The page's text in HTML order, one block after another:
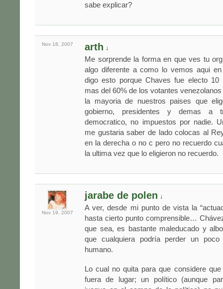
sabe explicar?
Nov 18, 2007 arth ↓
Me sorprende la forma en que ves tu
algo diferente a como lo vemos aqui
digo esto porque Chaves fue electo 10
mas del 60% de los votantes
la mayoria de nuestros paises que
gobierno, presidentes y demas a
democratico, no impuestos por nadie.
me gustaria saber de lado colocas al
en la derecha o no c pero no recuerdo
la ultima vez que lo eligieron no recuerdo.
Nov 19, 2007
jarabe de polen ↓
A ver, desde mi punto de vista la
hasta cierto punto comprensible…
que sea, es bastante maleducado y
que cualquiera podría perder un
humano.
Lo cual no quita para que considere
fuera de lugar; un político (aunque